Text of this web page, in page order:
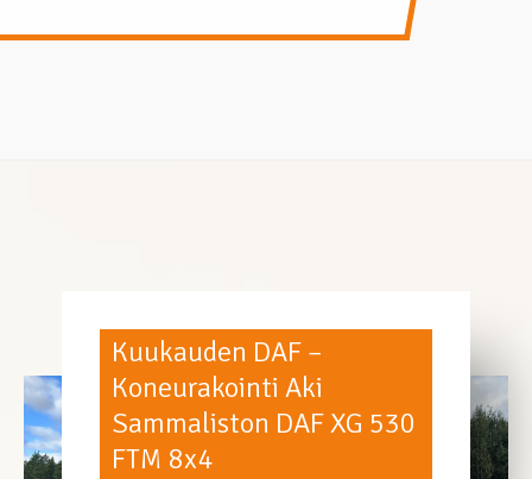
Kuukauden DAF –
Koneurakointi Aki
Sammaliston DAF XG 530
FTM 8x4